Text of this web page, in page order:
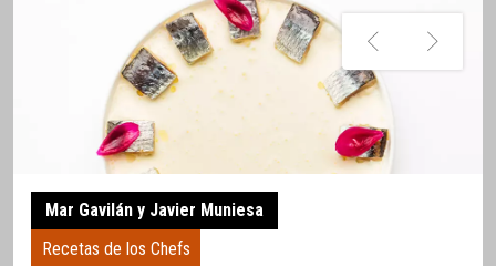
Mar Gavilán y Javier Muniesa
Recetas de los Chefs